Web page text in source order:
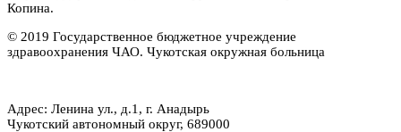
Копина.
© 2019 Государственное бюджетное учреждение
здравоохранения ЧАО. Чукотская окружная больница
Адрес: Ленина ул., д.1, г. Анадырь
Чукотский автономный округ, 689000